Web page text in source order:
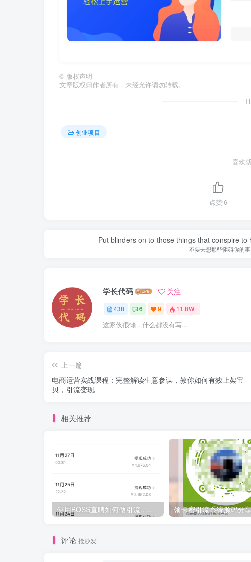
© 版权声明
文章版权归作者所有，未经允许请勿转载。
创业项目
喜欢
点赞6
Put blinders on to those things that conspire
不要去想那些阻碍你的
学长代码 关注
438 6 9 11.8W+
这家伙很懒，什么都没有写...
上一篇
电商运营实战课程：完整解读生意参谋，教你如何有效上架宝
贝，引流变现
相关推荐
评论 抢沙发